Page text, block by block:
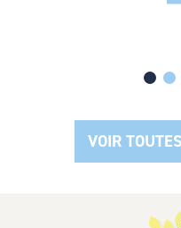
Hacklink panelVOIR